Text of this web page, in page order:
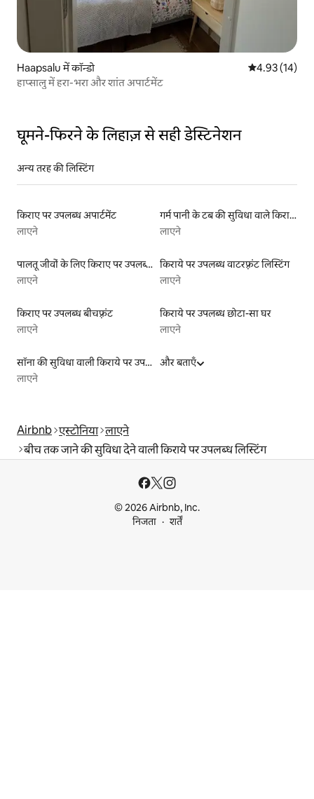
Haapsalu में कॉन्डो औसत रेटिंग 5 में
4.93 (14)
हाप्सालु में हरा-भरा और शांत अपार्टमेंट
घूमने-फिरने के लिहाज़ से सही डेस्टिनेशन
अन्य तरह की लिस्टिंग
किराए पर उपलब्ध अपार्टमेंट
लाएने
गर्म पानी के टब की सुविधा वाले किराये पर उपलब्ध यर्ट टेंट
लाएने
पालतू जीवों के लिए किराए पर उपलब्ध लिस्टिंग
लाएने
किराये पर उपलब्ध वाटरफ़्रंट लिस्टिंग
लाएने
किराए पर उपलब्ध बीचफ़्रंट
लाएने
किराये पर उपलब्ध छोटा-सा घर
लाएने
सॉना की सुविधा वाली किराये पर उपलब्ध लिस्टिंग
लाएने
और बताएँ
Airbnb एस्टोनिया लाएने
बीच तक जाने की सुविधा देने वाली किराये पर उपलब्ध लिस्टिंग
© 2026 Airbnb, Inc.
निजता
शर्तें